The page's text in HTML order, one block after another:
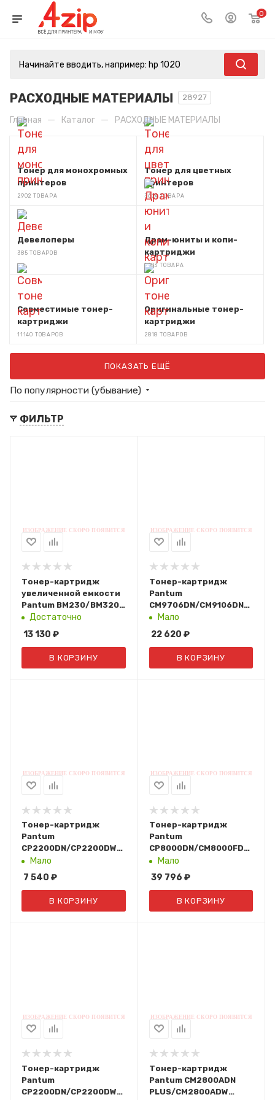
0
РАСХОДНЫЕ МАТЕРИАЛЫ 28927
Главная — Каталог — РАСХОДНЫЕ МАТЕРИАЛЫ
Тонер для монохромных
принтеров
2902 ТОВАРА
Тонер для цветных
принтеров
3624 ТОВАРА
Девелоперы
385 ТОВАРОВ
Драм-юниты и копи-
картриджи
1483 ТОВАРА
Совместимые тонер-
картриджи
11140 ТОВАРОВ
Оригинальные тонер-
картриджи
2818 ТОВАРОВ
ПОКАЗАТЬ ЕЩЁ
По популярности (убывание)
ФИЛЬТР
Тонер-картридж
увеличенной емкости
Pantum BM230/BM320
(12К.) TL-3200H
Достаточно
13 130 ₽
В КОРЗИНУ
Тонер-картридж
Pantum
CM9706DN/CM9106DN
(черный, 34К.) CTO-
Мало
22 620 ₽
В КОРЗИНУ
Тонер-картридж
Pantum
CP2200DN/CP2200DW/CM2200FDN/CM2200FDW
(Black,1,5К) CTL-2000K
Мало
7 540 ₽
В КОРЗИНУ
Тонер-картридж
Pantum
CP8000DN/CM8000FDN
(33К. Black) CTL-
8000HK
Мало
39 796 ₽
В КОРЗИНУ
Тонер-картридж
Pantum
CP2200DN/CP2200DW/CM2200FDN/CM2200FDW
Тонер-картридж
Pantum CM2800ADN
PLUS/CM2800ADW